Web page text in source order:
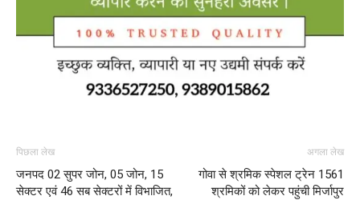
पिछला लेख
जनपद 02 सुपर जोन, 05 जोन, 15
सेक्टर एवं 46 सब सेक्टरों में विभाजित,
अगला लेख
गोवा से श्रमिक स्पेशल ट्रेन 1561
श्रमिकों को लेकर पहुंची मिर्जापुर